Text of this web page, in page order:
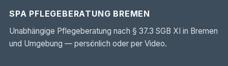
SPA PFLEGEBERATUNG BREMEN
Unabhängige Pflegeberatung nach § 37.3 SGB XI in Bremen
und Umgebung — persönlich oder per Video.